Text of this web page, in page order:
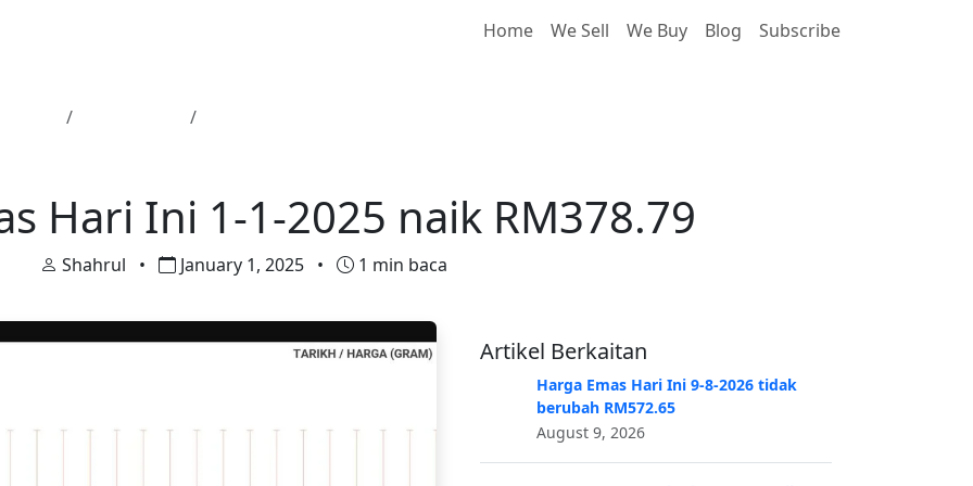
Home We Sell We Buy Blog Subscribe
Hari Ini 1-1-2025 naik RM378.79
Shahrul • January 1, 2025 • 1 min baca
Artikel Berkaitan
Harga Emas Hari Ini 9-8-2026 tidak
berubah RM572.65
August 9, 2026